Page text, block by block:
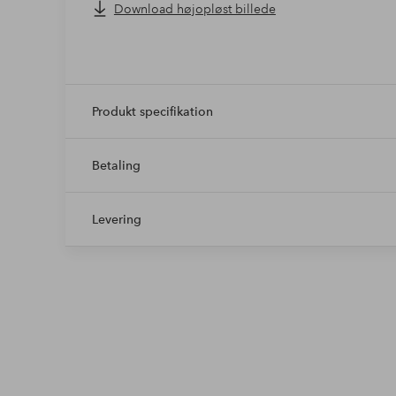
Download højopløst billede
Produkt specifikation
Betaling
Levering